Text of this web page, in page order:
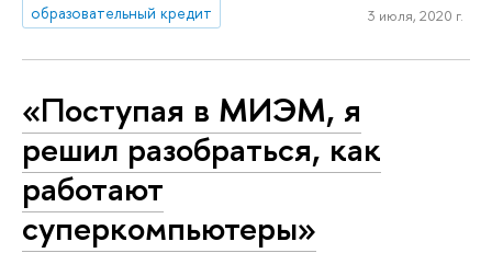
образовательный кредит
3 июля, 2020 г.
«Поступая в МИЭМ, я
решил разобраться, как
работают
суперкомпьютеры»